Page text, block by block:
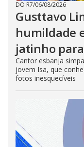
DO R7/06/08/2026
Gusttavo
humildade
jatinho
Cantor esbanja
jovem Isa, que
fotos inesquecíveis